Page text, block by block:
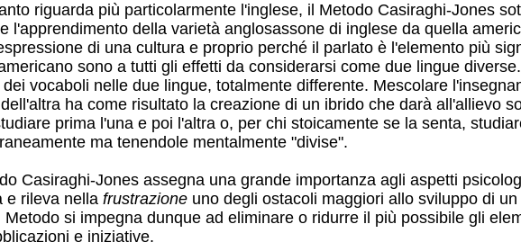
riguarda più particolarmente l'inglese, il Metodo Casiraghi-Jones
l'apprendimento della varietà anglosassone di inglese da quella
di una cultura e proprio perché il parlato è l'elemento più
sono a tutti gli effetti da considerarsi come due lingue
vocaboli nelle due lingue, totalmente differente. Mescolare
ha come risultato la creazione di un ibrido che darà all'allievo
prima l'una e poi l'altra o, per chi stoicamente se la senta,
ma tenendole mentalmente "divise".
Casiraghi-Jones assegna una grande importanza agli aspetti
e rileva nella frustrazione uno degli ostacoli maggiori allo sviluppo di
Metodo si impegna dunque ad eliminare o ridurre il più possibile gli
e iniziative.